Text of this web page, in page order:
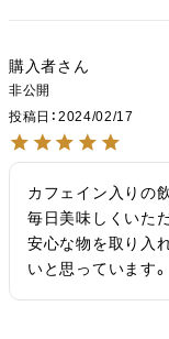
購入者
非公開
投稿日
2024/02/17
カフェイン入りの
毎日美味しくいた
安心な物を取り入
いと思っています。